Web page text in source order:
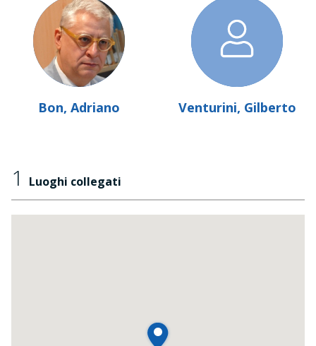
Bon, Adriano Venturini, Gilberto
1 Luoghi collegati